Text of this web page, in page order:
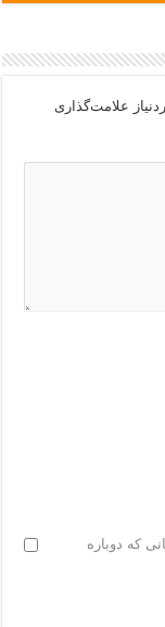
علامت‌گذاری
که دوباره